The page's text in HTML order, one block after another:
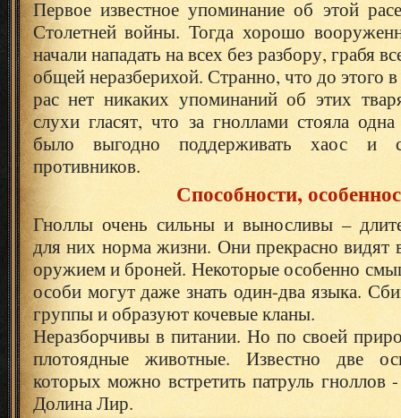
Первое известное упоминание об этой
Столетней войны. Тогда хорошо
начали нападать на всех без разбору, грабя
общей неразберихой. Странно, что до этого
рас нет никаких упоминаний об этих
слухи гласят, что за гноллами стояла
было выгодно поддерживать хаос и
противников.
Способности,
Гноллы очень сильны и выносливы –
для них норма жизни. Они прекрасно видят
оружием и броней. Некоторые особенно
особи могут даже знать один-два языка.
группы и образуют кочевые кланы.
Неразборчивы в питании. Но по своей
плотоядные животные. Известно две
которых можно встретить патруль
Долина Лир.